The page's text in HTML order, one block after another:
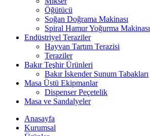
Öğütücü
Soğan Doğrama Makinası
Spiral Hamur Yoğurma Makinası
Endüstriyel Teraziler
Hayvan Tartım Terazisi
Teraziler
Bakır Teşhir Ürünleri
Bakır İskender Sunum Tabakları
Masa Üstü Ekipmanlar
Dispenser Peçetelik
Masa ve Sandalyeler
Anasayfa
Kurumsal